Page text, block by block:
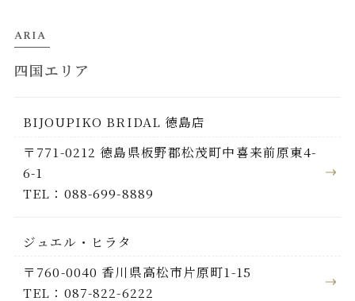
ARIA
四国エリア
BIJOUPIKO BRIDAL 徳島店
〒771-0212 徳島県板野郡松茂町中喜来前原東4-
6-1
TEL：088-699-8889
ジュエル・ヒラタ
〒760-0040 香川県高松市片原町1-15
TEL：087-822-6222